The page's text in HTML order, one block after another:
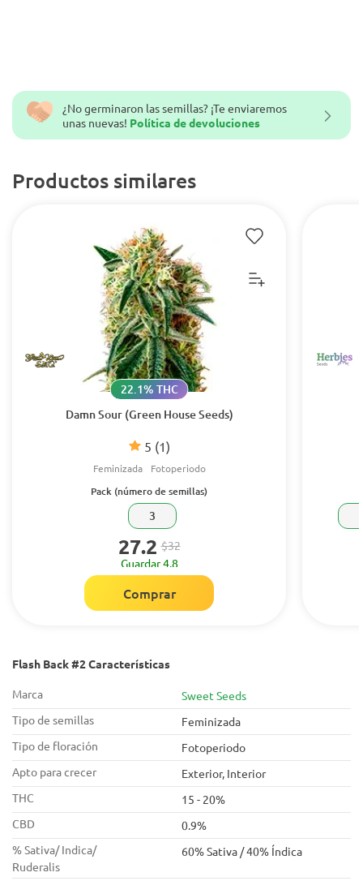
¿No germinaron las semillas? ¡Te enviaremos
unas nuevas! Política de devoluciones
Productos similares
Damn Sour (Green House Seeds)
5 (1)
22.1% THC
Feminizada Fotoperiodo
Pack (número de semillas)
3
27.2 $32
Guardar 4.8
Comprar
Flash Back #2 Características
Marca
Sweet Seeds
Tipo de semillas
Feminizada
Tipo de floración
Fotoperiodo
Apto para crecer
Exterior, Interior
THC
15 - 20%
CBD
0.9%
% Sativa/ Indica/
Ruderalis
60% Sativa / 40% Índica